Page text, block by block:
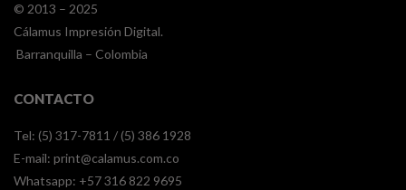
© 2013 – 2025
Cálamus Impresión Digital.
Barranquilla – Colombia
CONTACTO
Tel: (5) 317-7811 / (5) 386 1928
E-mail: print@calamus.com.co
Whatsapp: +57 316 822 9695